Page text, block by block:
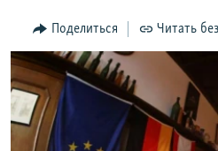
Вернутся
поиску
ИНТЕРАКТИВ
ИНФОГРАФИКА
ТЕЛЕПРОЕКТ КРЫМ.РЕАЛИИ
СОВЕТЫ ПРАВОЗАЩИТНИКОВ
РАДІО СВОБОДА
КАК ОБОЙТИ БЛОКИРОВКУ
Українською
Qırımtatar
Поделиться Читать